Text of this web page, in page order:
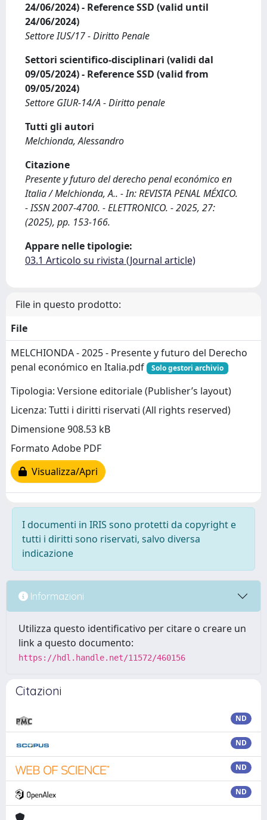
24/06/2024) - Reference SSD (valid until
24/06/2024)
Settore IUS/17 - Diritto Penale
Settori scientifico-disciplinari (validi dal
09/05/2024) - Reference SSD (valid from
09/05/2024)
Settore GIUR-14/A - Diritto penale
Tutti gli autori
Melchionda, Alessandro
Citazione
Presente y futuro del derecho penal económico en
Italia / Melchionda, A.. - In: REVISTA PENAL MÉXICO.
- ISSN 2007-4700. - ELETTRONICO. - 2025, 27:
(2025), pp. 153-166.
Appare nelle tipologie:
03.1 Articolo su rivista (Journal article)
File in questo prodotto:
File
MELCHIONDA - 2025 - Presente y futuro del Derecho
penal económico en Italia.pdf
Solo gestori archivio
Tipologia: Versione editoriale (Publisher’s layout)
Licenza: Tutti i diritti riservati (All rights reserved)
Dimensione 908.53 kB
Formato Adobe PDF
Visualizza/Apri
I documenti in IRIS sono protetti da copyright e
tutti i diritti sono riservati, salvo diversa
indicazione
Informazioni
Utilizza questo identificativo per citare o creare un
link a questo documento:
https://hdl.handle.net/11572/460156
Citazioni
ND
ND
ND
ND